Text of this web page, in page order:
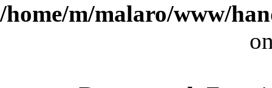
/home/m/malaro/www/